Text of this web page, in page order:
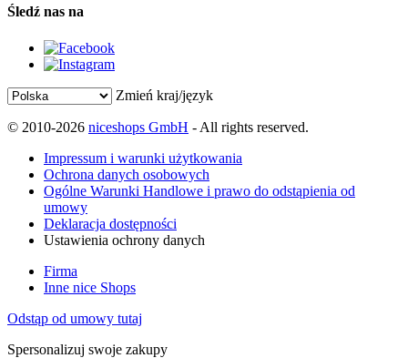
Śledź nas na
Zmień kraj/język
© 2010-2026 niceshops GmbH - All rights reserved.
Impressum i warunki użytkowania
Ochrona danych osobowych
Ogólne Warunki Handlowe i prawo do odstąpienia od
umowy
Deklaracja dostępności
Ustawienia ochrony danych
Firma
Inne nice Shops
Odstąp od umowy tutaj
Spersonalizuj swoje zakupy